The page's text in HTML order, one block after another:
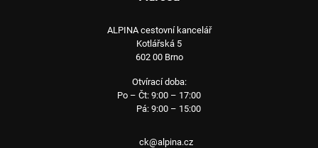
ALPINA cestovní kancelář
Kotlářská 5
602 00 Brno
Otvírací doba:
Po – Čt: 9:00 – 17:00
Pá: 9:00 – 15:00
ck@alpina.cz